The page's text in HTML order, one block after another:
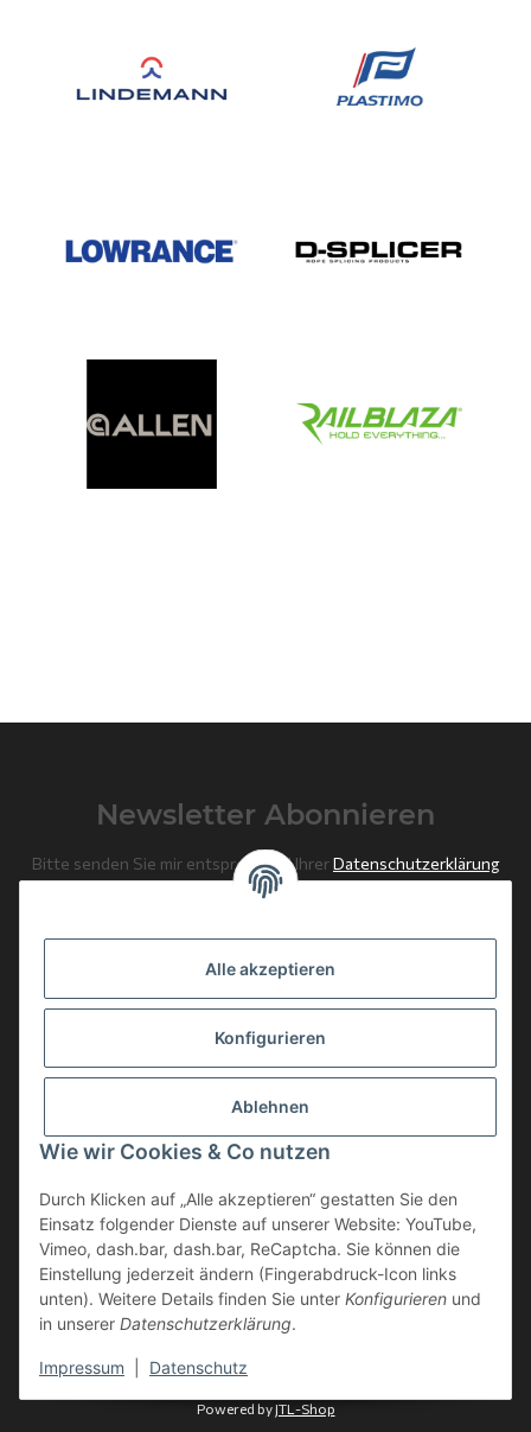
Alle akzeptieren
Konfigurieren
Ablehnen
Wie wir Cookies & Co nutzen
Durch Klicken auf „Alle akzeptieren“ gestatten Sie den
Einsatz folgender Dienste auf unserer Website: YouTube,
Vimeo, dash.bar, dash.bar, ReCaptcha. Sie können die
Einstellung jederzeit ändern (Fingerabdruck-Icon links
unten). Weitere Details finden Sie unter Konfigurieren und
in unserer Datenschutzerklärung.
Impressum Datenschutz
Newsletter Abonnieren
Bitte senden Sie mir entsprechend IhrerDatenschutzerklärung
regelmäßig und jederzeit widerruflich Informationen zu Ihrem
Newsletter Abonnieren
Powered byJTL-Shop